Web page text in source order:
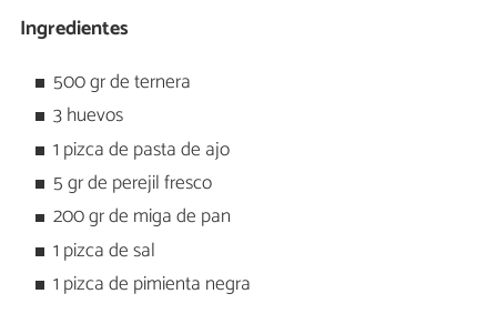
Ingredientes
500 gr de ternera
3 huevos
1 pizca de pasta de ajo
5 gr de perejil fresco
200 gr de miga de pan
1 pizca de sal
1 pizca de pimienta negra